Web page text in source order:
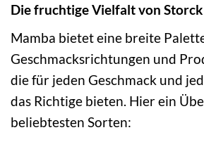
Die fruchtige Vielfalt von
Mamba bietet eine breite
Geschmacksrichtungen und
die für jeden Geschmack und
das Richtige bieten. Hier ein
beliebtesten Sorten: